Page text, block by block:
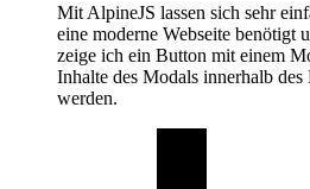
Mit AlpineJS lassen sich sehr
eine moderne Webseite benötigt
zeige ich ein Button mit einem
Inhalte des Modals innerhalb des
werden.